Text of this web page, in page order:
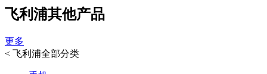
飞利浦其他产品
更多
< 飞利浦全部分类